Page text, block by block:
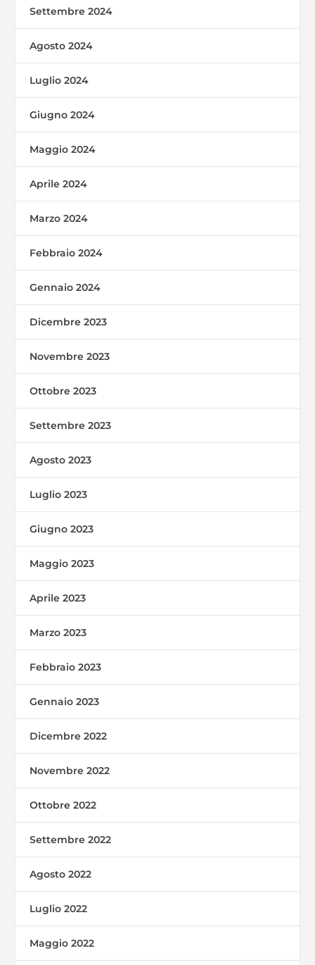
Settembre 2024
Agosto 2024
Luglio 2024
Giugno 2024
Maggio 2024
Aprile 2024
Marzo 2024
Febbraio 2024
Gennaio 2024
Dicembre 2023
Novembre 2023
Ottobre 2023
Settembre 2023
Agosto 2023
Luglio 2023
Giugno 2023
Maggio 2023
Aprile 2023
Marzo 2023
Febbraio 2023
Gennaio 2023
Dicembre 2022
Novembre 2022
Ottobre 2022
Settembre 2022
Agosto 2022
Luglio 2022
Maggio 2022